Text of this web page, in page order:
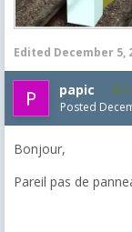
Edited December 5,
papic
Posted
Bonjour,
Pareil pas de